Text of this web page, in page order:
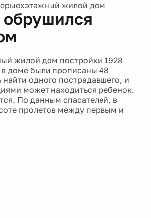
жилой дом
обрушился
жилой дом постройки 1928
доме были прописаны 48
найти одного пострадавшего, и
может находиться ребенок.
По данным спасателей, в
пролетов между первым и